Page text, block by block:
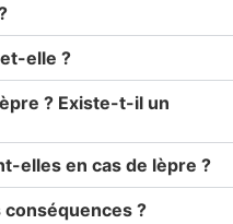
elle ?
? Existe-t-il un
elles en cas de lèpre ?
?